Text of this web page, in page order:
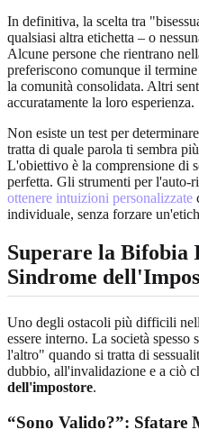
In definitiva, la scelta tra
qualsiasi altra etichetta – o
Alcune persone che rientrano
preferiscono comunque il
la comunità consolidata. Altri
accuratamente la loro esperienza.
Non esiste un test per
tratta di quale parola ti sembra
L'obiettivo è la comprensione di
perfetta. Gli strumenti per l'auto-
ottenere intuizioni personalizzate
individuale, senza forzare
Superare la Bifobia
Sindrome
Uno degli ostacoli più difficili
essere interno. La società
l'altro" quando si tratta di
dubbio, all'invalidazione e a ciò
dell'impostore.
“Sono Valido?”: Sfatare